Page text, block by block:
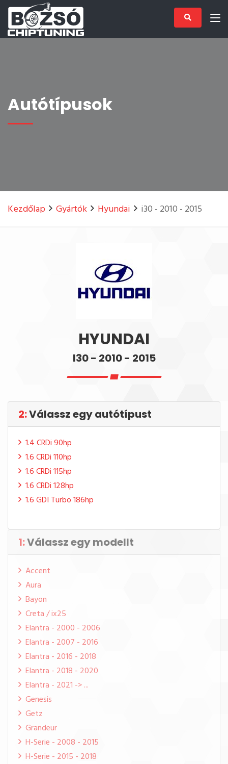
Autótípusok
Kezdőlap Gyártók Hyundai i30 - 2010 - 2015
HYUNDAI
I30 - 2010 - 2015
1:Válassz egy modellt
Accent
Aura
Bayon
Creta / ix25
Elantra - 2000 - 2006
Elantra - 2007 - 2016
Elantra - 2016 - 2018
Elantra - 2018 - 2020
Elantra - 2021 -> ...
Genesis
Getz
Grandeur
H-Serie - 2008 - 2015
H-Serie - 2015 - 2018
2:Válassz egy autótípust
1.4 CRDi 90hp
1.6 CRDi 110hp
1.6 CRDi 115hp
1.6 CRDi 128hp
1.6 GDI Turbo 186hp